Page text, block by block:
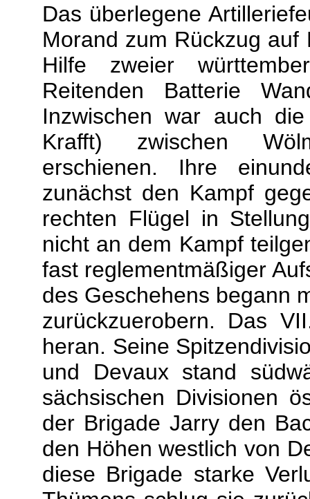
Das überlegene
Morand zum Rückzug
Hilfe zweier
Reitenden Batterie
Inzwischen war auch
Krafft) zwischen
erschienen. Ihre
zunächst den Kampf
rechten Flügel in
nicht an dem Kampf
fast reglementmäßiger
des Geschehens begann
zurückzuerobern. Das
heran. Seine
und Devaux stand
sächsischen Divisionen
der Brigade Jarry den
den Höhen westlich von
diese Brigade starke